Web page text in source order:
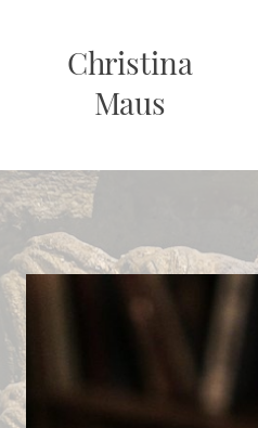
Christina
Maus